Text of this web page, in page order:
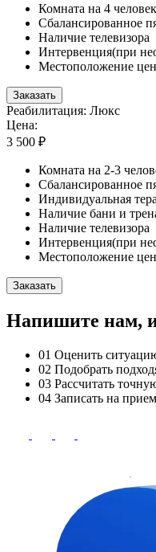
Комната на 4
Сбалансированное
Наличие телевизора
Интервенция(при
Местоположение
Заказать
Реабилитация: Люкс
Цена:
3 500 ₽
Комната на 2-3
Сбалансированное
Индивидуальная
Наличие бани и
Наличие телевизора
Интервенция(при
Местоположение
Заказать
Напишите нам,
01 Оценить
02 Подобрать
03 Рассчитать
04 Записать на